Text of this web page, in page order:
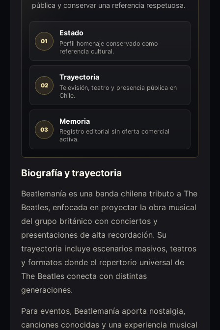
pública y conservar una referencia respetuosa.
01
Estado
Perfil homenaje conservado como
referencia cultural.
02
Trayectoria
Televisión, teatro y presencia pública en
Chile.
03
Memoria
Registro editorial sin oferta comercial
activa.
Biografía y trayectoria
Beatlemanía es una banda chilena tributo a The
Beatles, enfocada en proyectar la obra musical
del grupo británico con conciertos y
presentaciones de alta recordación. Su
trayectoria incluye escenarios masivos, teatros
y formatos donde el repertorio universal de
The Beatles conecta con distintas
generaciones.
Para eventos, Beatlemanía aporta nostalgia,
canciones conocidas y una experiencia musical